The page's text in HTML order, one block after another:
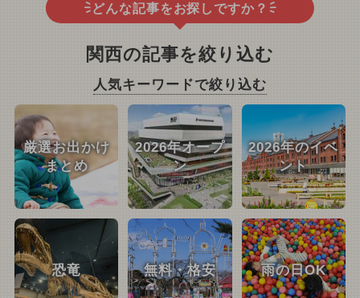
どんな記事をお探しですか？
関西の記事を絞り込む
人気キーワードで絞り込む
厳選お出かけ
まとめ
2026年オープ
ン
2026年のイベ
ント
恐竜 無料・格安 雨の日OK